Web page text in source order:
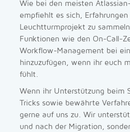
Wie bei den meisten
empfiehlt es sich,
Leuchtturmprojekt zu
Funktionen wie den On-Call-
Workflow-Management bei
hinzuzufügen, wenn ihr euch
fühlt.
Wenn ihr Unterstützung beim
Tricks sowie bewährte
gerne auf uns zu. Wir
und nach der Migration,